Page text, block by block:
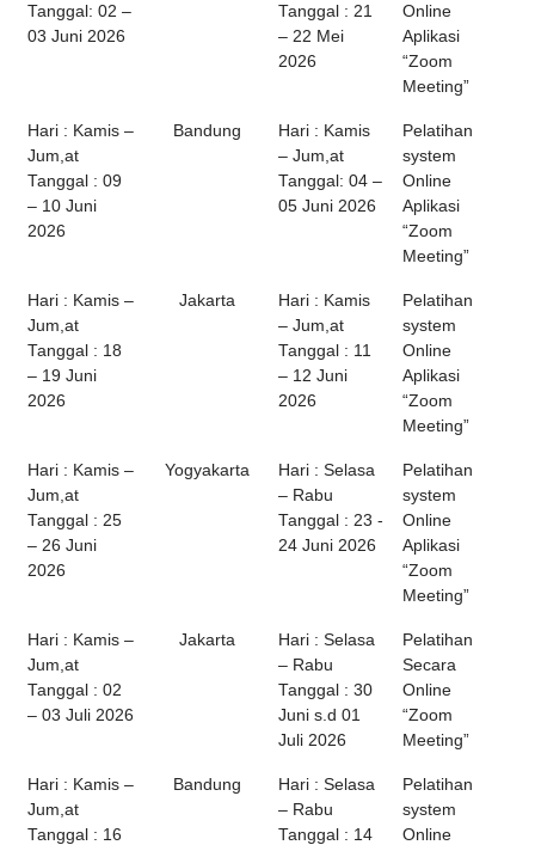
Tanggal: 02 –
03 Juni 2026
Tanggal : 21
– 22 Mei
2026
Online
Aplikasi
“Zoom
Meeting”
Hari : Kamis –
Jum,at
Tanggal : 09
– 10 Juni
2026
Bandung
Hari : Kamis
– Jum,at
Tanggal: 04 –
05 Juni 2026
Pelatihan
system
Online
Aplikasi
“Zoom
Meeting”
Hari : Kamis –
Jum,at
Tanggal : 18
– 19 Juni
2026
Jakarta
Hari : Kamis
– Jum,at
Tanggal : 11
– 12 Juni
2026
Pelatihan
system
Online
Aplikasi
“Zoom
Meeting”
Hari : Kamis –
Jum,at
Tanggal : 25
– 26 Juni
2026
Yogyakarta
Hari : Selasa
– Rabu
Tanggal : 23 -
24 Juni 2026
Pelatihan
system
Online
Aplikasi
“Zoom
Meeting”
Hari : Kamis –
Jum,at
Tanggal : 02
– 03 Juli 2026
Jakarta
Hari : Selasa
– Rabu
Tanggal : 30
Juni s.d 01
Juli 2026
Pelatihan
Secara
Online
“Zoom
Meeting”
Hari : Kamis –
Jum,at
Tanggal : 16
Bandung
Hari : Selasa
– Rabu
Tanggal : 14
Pelatihan
system
Online